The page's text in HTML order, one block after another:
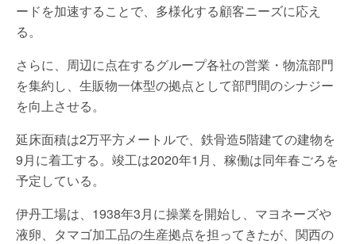
ードを加速することで、多様化する顧客ニーズに応え
る。
さらに、周辺に点在するグループ各社の営業・物流部門
を集約し、生販物一体型の拠点として部門間のシナジー
を向上させる。
延床面積は2万平方メートルで、鉄骨造5階建ての建物を
9月に着工する。竣工は2020年1月、稼働は同年春ごろを
予定している。
伊丹工場は、1938年3月に操業を開始し、マヨネーズや
液卵、タマゴ加工品の生産拠点を担ってきたが、関西の